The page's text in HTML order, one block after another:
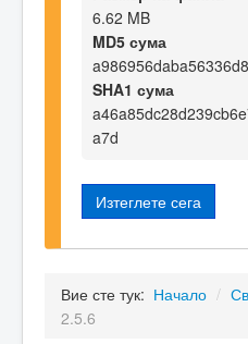
6.62 MB
MD5 сума
SHA1 сума
a7d
Изтеглете сега
Вие сте тук: Начало /
2.5.6